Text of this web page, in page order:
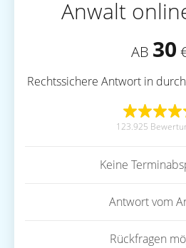
Anwalt
AB 30
Rechtssichere Antwort in
123.925
Keine
Antwort vom
Rückfragen